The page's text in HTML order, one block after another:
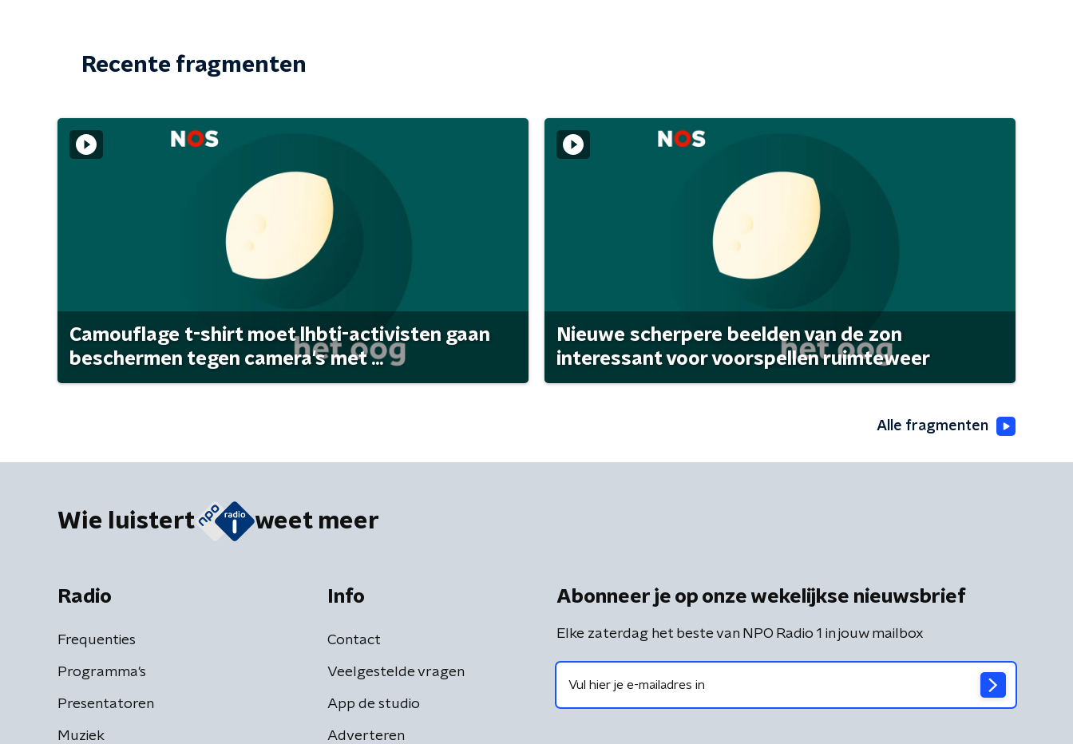
Recente fragmenten
Camouflage t-shirt moet lhbti-activisten gaan
beschermen tegen camera's met ...
Nieuwe scherpere beelden van de zon
interessant voor voorspellen ruimteweer
Alle fragmenten
Wie luistert weet meer
Radio
Frequenties
Programma's
Presentatoren
Muziek
Info
Contact
Veelgestelde vragen
App de studio
Adverteren
Abonneer je op onze wekelijkse nieuwsbrief
Elke zaterdag het beste van NPO Radio 1 in jouw mailbox